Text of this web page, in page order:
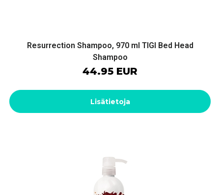
Resurrection Shampoo, 970 ml TIGI Bed Head
Shampoo
44.95 EUR
Lisätietoja